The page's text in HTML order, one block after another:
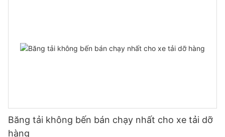
Băng tải không bến bán chạy nhất cho xe tải dỡ
hàng